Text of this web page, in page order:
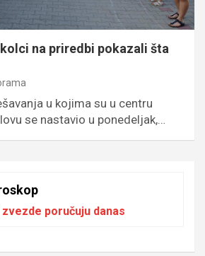
na priredbi pokazali šta
u kojima su u centru
se nastavio u ponedeljak,…
poručuju danas